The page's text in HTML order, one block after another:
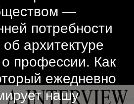
—
потребности
об архитектуре
профессии. Как
ежедневно
нашу